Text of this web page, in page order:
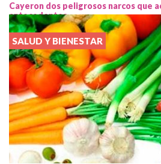
Cayeron dos peligrosos narcos que
antecedentes
SALUD Y BIENESTAR